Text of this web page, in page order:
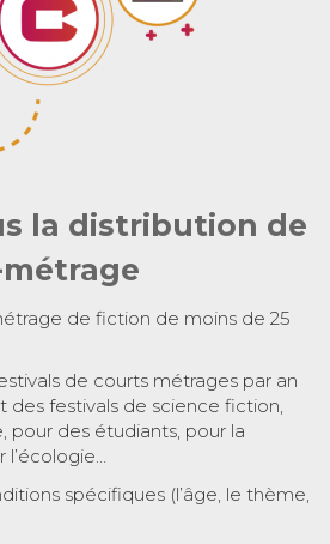
la distribution de
de fiction de moins de 25
de courts métrages par an
des festivals de science fiction,
pour des étudiants, pour la
l’écologie…
spécifiques (l’âge, le thème,